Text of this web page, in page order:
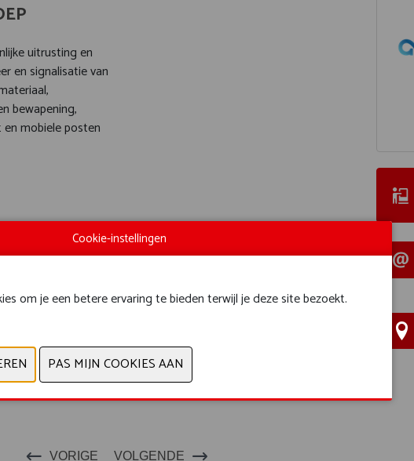
uitrusting en
en signalisatie van
bewapening,
mobiele posten
VORIGE VOLGENDE
Cookie-instellingen
om je een betere ervaring te bieden terwijl je deze site bezoekt.